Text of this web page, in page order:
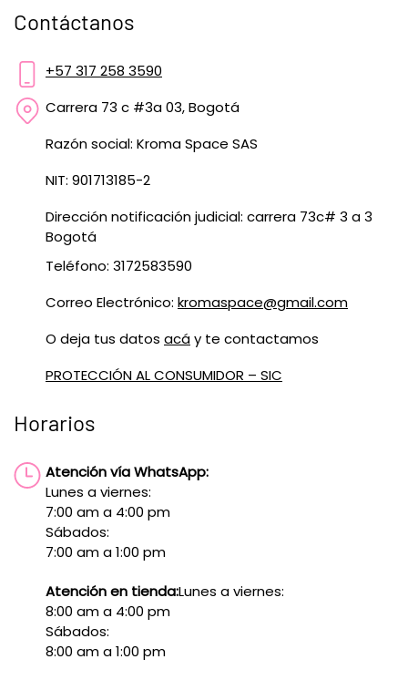
Contáctanos
+57 317 258 3590
Carrera 73 c #3a 03, Bogotá
Razón social: Kroma Space SAS
NIT: 901713185-2
Dirección notificación judicial: carrera 73c# 3 a 3
Bogotá
Teléfono: 3172583590
Correo Electrónico: kromaspace@gmail.com
O deja tus datos acáy te contactamos
PROTECCIÓN AL CONSUMIDOR – SIC
Horarios
Atención vía WhatsApp:
Lunes a viernes:
7:00 am a 4:00 pm
Sábados:
7:00 am a 1:00 pm
Atención en tienda:Lunes a viernes:
8:00 am a 4:00 pm
Sábados:
8:00 am a 1:00 pm